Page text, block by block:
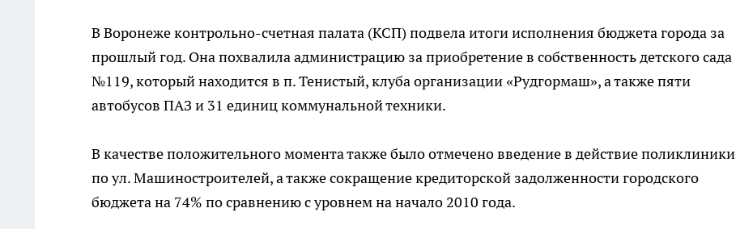
В Воронеже контрольно-счетная палата (КСП) подвела итоги исполнения бюджета города за
прошлый год. Она похвалила администрацию за приобретение в собственность детского сада
№119, который находится в п. Тенистый, клуба организации «Рудгормаш», а также пяти
автобусов ПАЗ и 31 единиц коммунальной техники.
В качестве положительного момента также было отмечено введение в действие поликлиники
по ул. Машиностроителей, а также сокращение кредиторской задолженности городского
бюджета на 74% по сравнению с уровнем на начало 2010 года.